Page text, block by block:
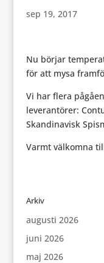
sep 19, 2017
Nu börjar
för att mysa
Vi har flera
leverantörer:
Skandinavisk
Varmt välkomna
Arkiv
augusti 2026
juni 2026
maj 2026